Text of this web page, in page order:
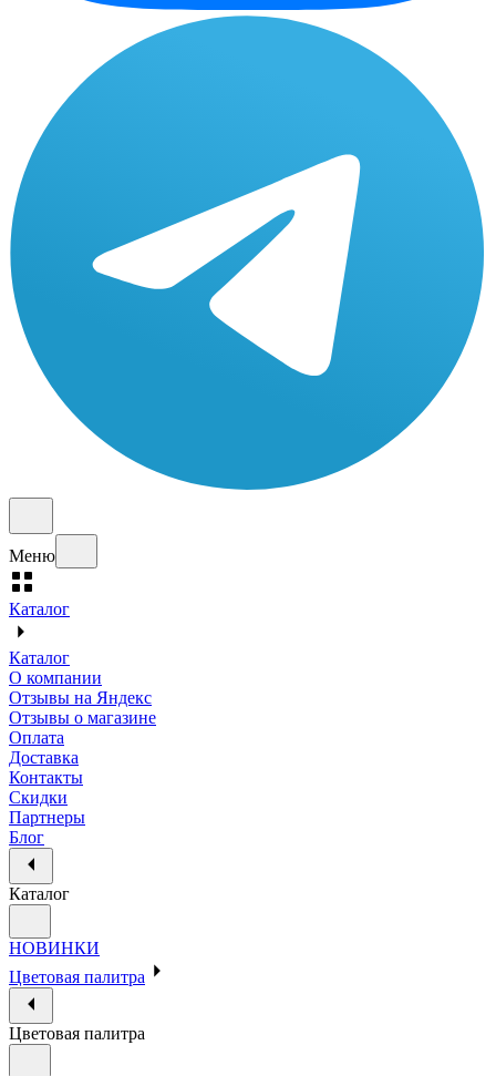
Меню
Каталог
Каталог
О компании
Отзывы на Яндекс
Отзывы о магазине
Оплата
Доставка
Контакты
Скидки
Партнеры
Блог
Каталог
НОВИНКИ
Цветовая палитра
Цветовая палитра